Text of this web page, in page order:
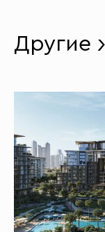
Другие